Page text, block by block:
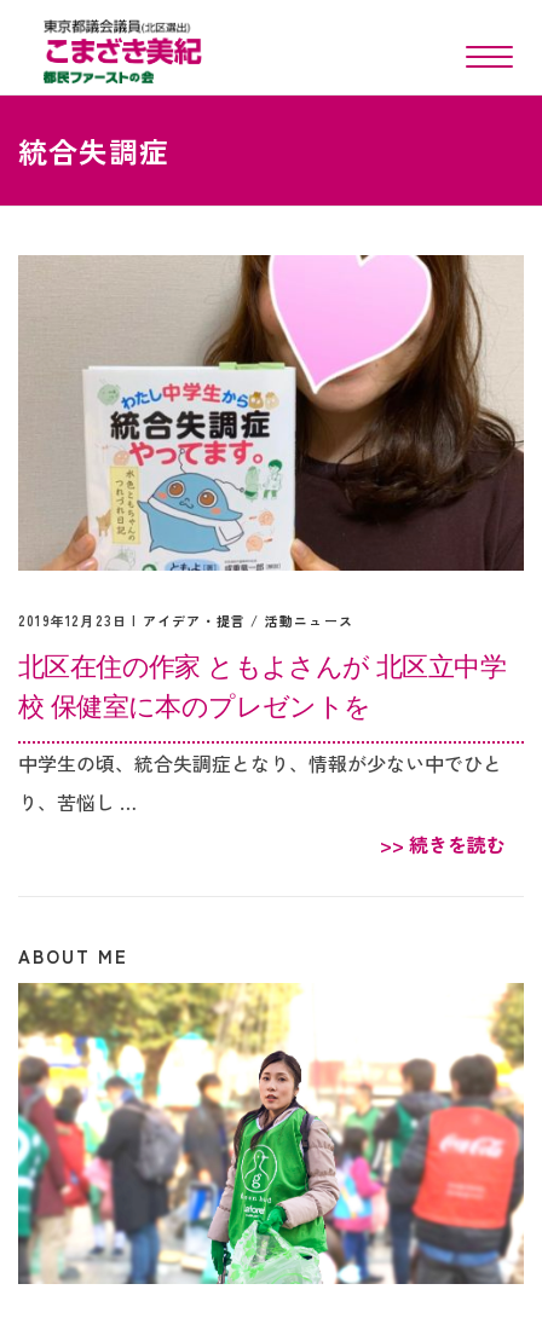
toggle
統合失調症
2019年12月23日 | アイデア・提言 / 活動ニュース
北区在住の作家 ともよさんが 北区立中学
校 保健室に本のプレゼントを
中学生の頃、統合失調症となり、情報が少ない中でひと
り、苦悩し …
>> 続きを読む
ABOUT ME